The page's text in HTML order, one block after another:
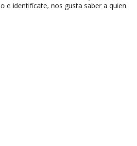
e identifícate, nos gusta saber a quien